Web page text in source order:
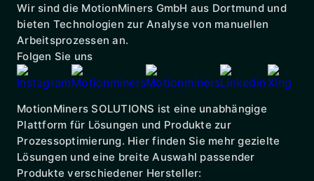
Wir sind die MotionMiners GmbH aus Dortmund und
bieten Technologien zur Analyse von manuellen
Arbeitsprozessen an.
Folgen Sie uns
MotionMiners SOLUTIONS ist eine unabhängige
Plattform für Lösungen und Produkte zur
Prozessoptimierung. Hier finden Sie mehr gezielte
Lösungen und eine breite Auswahl passender
Produkte verschiedener Hersteller: